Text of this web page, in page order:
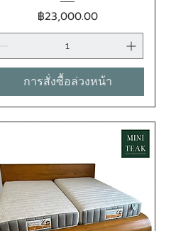
ราคา
฿23,000.00
การสั่งซื้อล่วงหน้า